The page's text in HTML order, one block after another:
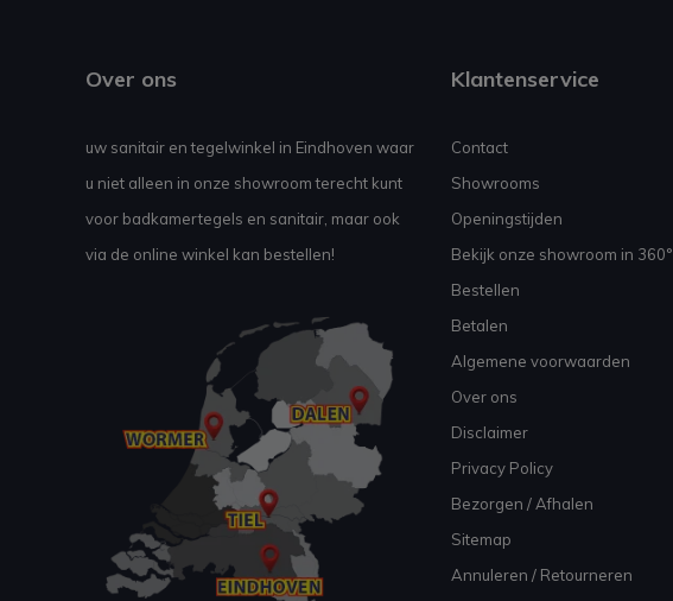
Over ons
uw sanitair en tegelwinkel in Eindhoven waar
u niet alleen in onze showroom terecht kunt
voor badkamertegels en sanitair, maar ook
via de online winkel kan bestellen!
Klantenservice
Contact
Showrooms
Openingstijden
Bekijk onze showroom in 360°
Bestellen
Betalen
Algemene voorwaarden
Over ons
Disclaimer
Privacy Policy
Bezorgen / Afhalen
Sitemap
Annuleren / Retourneren